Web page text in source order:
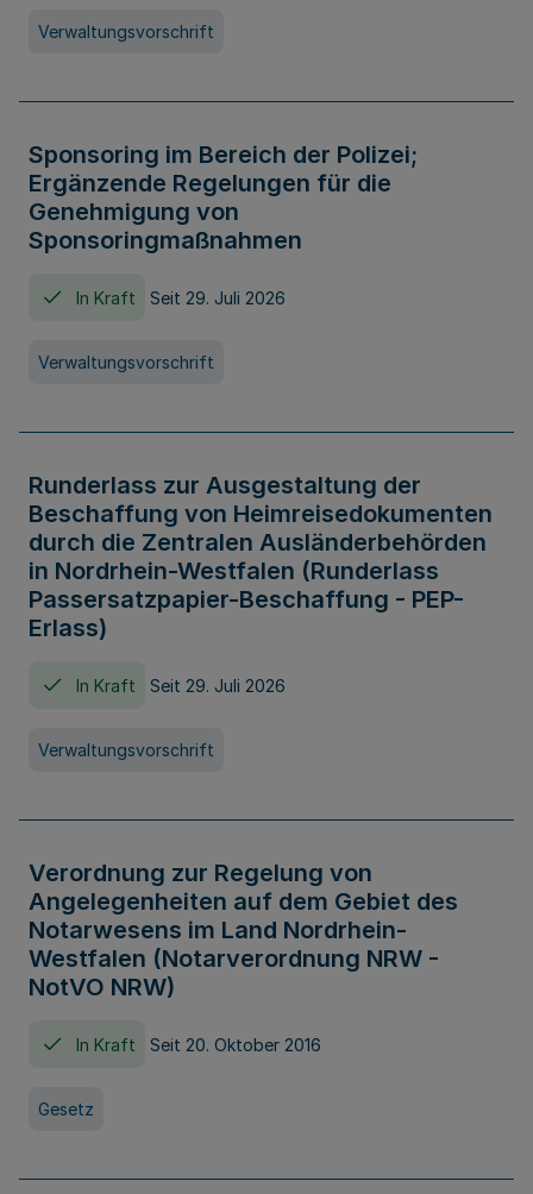
Verwaltungsvorschrift
Sponsoring im Bereich der Polizei;
Ergänzende Regelungen für die
Genehmigung von
Sponsoringmaßnahmen
In Kraft Seit 29. Juli 2026
Verwaltungsvorschrift
Runderlass zur Ausgestaltung der
Beschaffung von Heimreisedokumenten
durch die Zentralen Ausländerbehörden
in Nordrhein-Westfalen (Runderlass
Passersatzpapier-Beschaffung - PEP-
Erlass)
In Kraft Seit 29. Juli 2026
Verwaltungsvorschrift
Verordnung zur Regelung von
Angelegenheiten auf dem Gebiet des
Notarwesens im Land Nordrhein-
Westfalen (Notarverordnung NRW -
NotVO NRW)
In Kraft Seit 20. Oktober 2016
Gesetz